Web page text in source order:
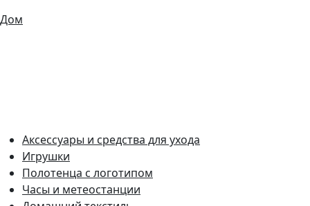
Дом
Аксессуары и средства для ухода
Игрушки
Полотенца с логотипом
Часы и метеостанции